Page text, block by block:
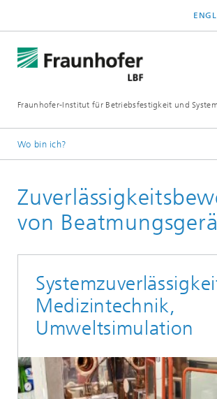
Fraunhofer-Institut für Betriebsfestigkeit und
Wo bin ich?
Projekte
von
Medizintechnik,
Umweltsimulation